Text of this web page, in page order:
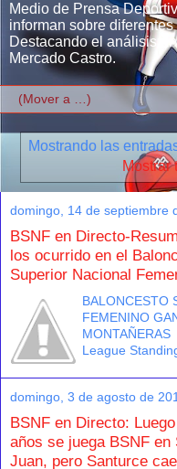
Medio de Prensa
informan sobre
Destacando el análisis
Mercado Castro.
Mostrando las
Mostrar
domingo, 14 de septiembre
BSNF en Directo-
los ocurrido en el
Superior Nacional
BALONCESTO
FEMENINO
League
domingo, 3 de agosto de
BSNF en Directo:
años se juega BSNF en
Juan, pero Santurce